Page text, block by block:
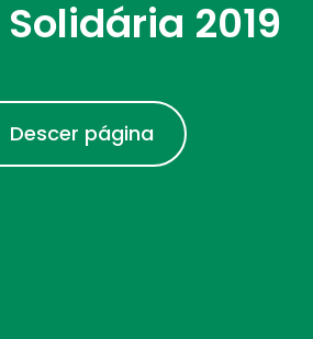
2019
Descer página